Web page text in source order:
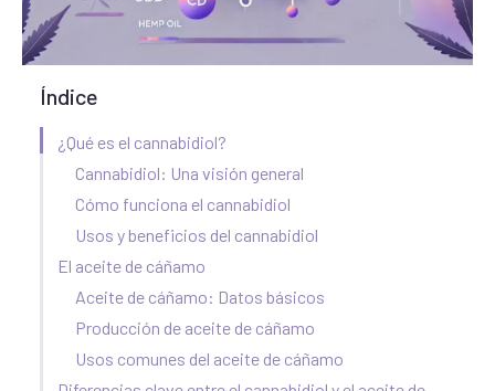
Índice
¿Qué es el cannabidiol?
Cannabidiol: Una visión general
Cómo funciona el cannabidiol
Usos y beneficios del cannabidiol
El aceite de cáñamo
Aceite de cáñamo: Datos básicos
Producción de aceite de cáñamo
Usos comunes del aceite de cáñamo